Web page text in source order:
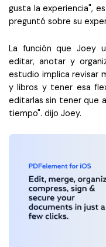
gusta la experiencia",
preguntó sobre su
La función que Joey
editar, anotar y
estudio implica revisar
y libros y tener esa
editarlas sin tener que
tiempo". dijo Joey.